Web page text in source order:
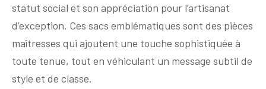
statut social et son appréciation pour l’artisanat
d’exception. Ces sacs emblématiques sont des pièces
maîtresses qui ajoutent une touche sophistiquée à
toute tenue, tout en véhiculant un message subtil de
style et de classe.